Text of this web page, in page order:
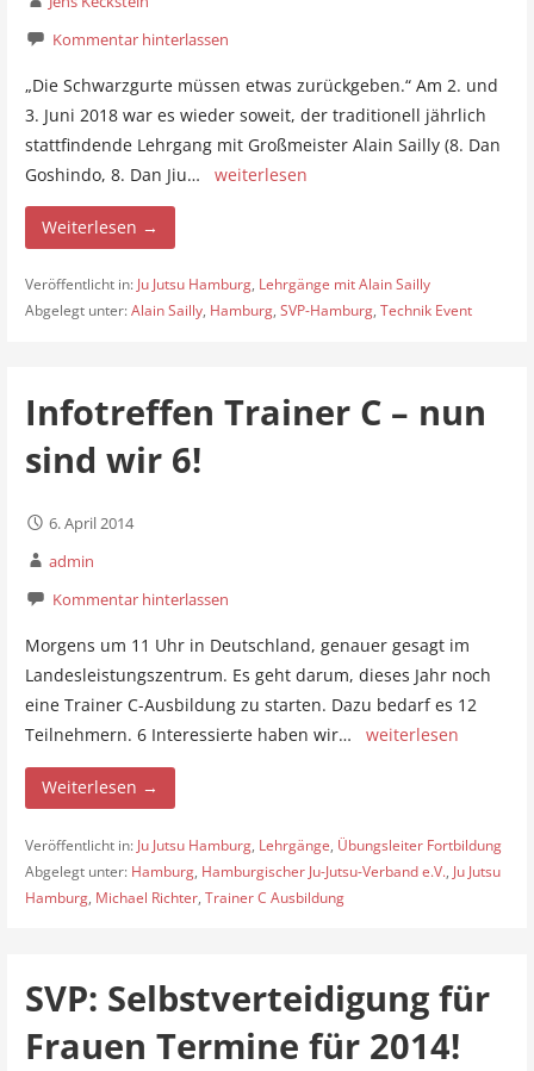
Kommentar hinterlassen
„Die Schwarzgurte müssen etwas zurückgeben.“ Am 2. und
3. Juni 2018 war es wieder soweit, der traditionell jährlich
stattfindende Lehrgang mit Großmeister Alain Sailly (8. Dan
Goshindo, 8. Dan Jiu… weiterlesen
Weiterlesen →
Veröffentlicht in: Ju Jutsu Hamburg, Lehrgänge mit Alain Sailly
Abgelegt unter:Alain Sailly, Hamburg, SVP-Hamburg, Technik Event
Infotreffen Trainer C – nun
sind wir 6!
6. April 2014
admin
Kommentar hinterlassen
Morgens um 11 Uhr in Deutschland, genauer gesagt im
Landesleistungszentrum. Es geht darum, dieses Jahr noch
eine Trainer C-Ausbildung zu starten. Dazu bedarf es 12
Teilnehmern. 6 Interessierte haben wir… weiterlesen
Weiterlesen →
Veröffentlicht in: Ju Jutsu Hamburg, Lehrgänge, Übungsleiter Fortbildung
Abgelegt unter: Hamburg, Hamburgischer Ju-Jutsu-Verband e.V., Ju Jutsu
Hamburg, Michael Richter, Trainer C Ausbildung
SVP: Selbstverteidigung für
Frauen Termine für 2014!